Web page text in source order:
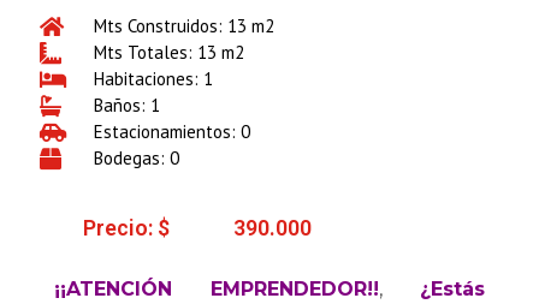
Mts Construidos: 13 m2
Mts Totales: 13 m2
Habitaciones: 1
Baños: 1
Estacionamientos: 0
Bodegas: 0
Precio: $ 390.000
¡¡ATENCIÓN EMPRENDEDOR!!, ¿Estás